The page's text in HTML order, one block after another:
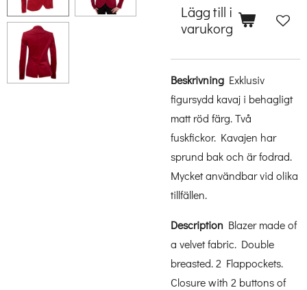
Lägg till i
varukorg
Beskrivning Exklusiv
figursydd kavaj i behagligt
matt röd färg. Två
fuskfickor. Kavajen har
sprund bak och är fodrad.
Mycket användbar vid olika
tillfällen.
Description Blazer made of
a velvet fabric. Double
breasted. 2 Flappockets.
Closure with 2 buttons of